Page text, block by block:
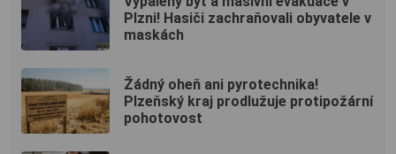
Plzni! Hasiči zachraňovali obyvatele v
maskách
Žádný oheň ani pyrotechnika!
Plzeňský kraj prodlužuje protipožární
pohotovost